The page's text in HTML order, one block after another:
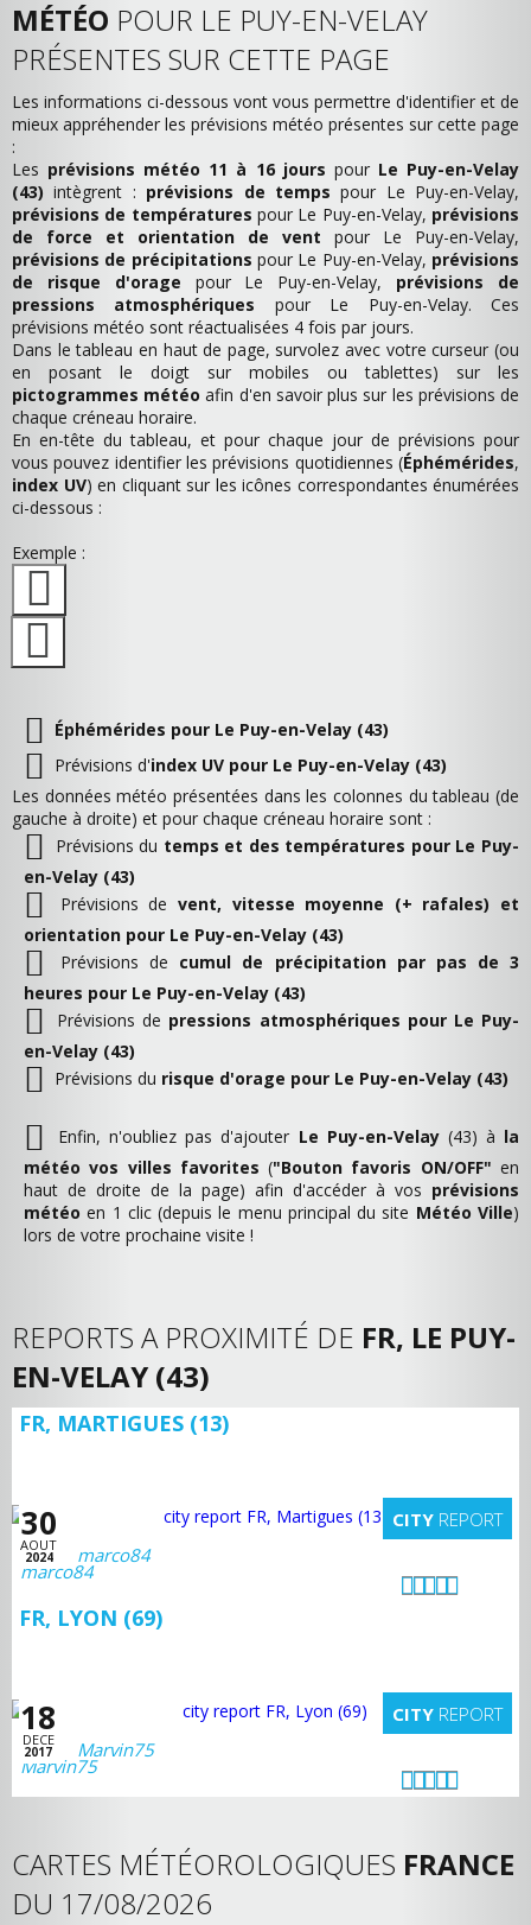
MÉTÉO POUR LE PUY-EN-VELAY
PRÉSENTES SUR CETTE PAGE
Les informations ci-dessous vont vous permettre d'identifier et de
mieux appréhender les prévisions météo présentes sur cette page
:
Les prévisions météo 11 à 16 jours pour Le Puy-en-Velay
(43) intègrent : prévisions de temps pour Le Puy-en-Velay,
prévisions de températures pour Le Puy-en-Velay, prévisions
de force et orientation de vent pour Le Puy-en-Velay,
prévisions de précipitations pour Le Puy-en-Velay, prévisions
de risque d'orage pour Le Puy-en-Velay, prévisions de
pressions atmosphériques pour Le Puy-en-Velay. Ces
prévisions météo sont réactualisées 4 fois par jours.
Dans le tableau en haut de page, survolez avec votre curseur (ou
en posant le doigt sur mobiles ou tablettes) sur les
pictogrammes météo afin d'en savoir plus sur les prévisions de
chaque créneau horaire.
En en-tête du tableau, et pour chaque jour de prévisions pour
vous pouvez identifier les prévisions quotidiennes (Éphémérides,
index UV) en cliquant sur les icônes correspondantes énumérées
ci-dessous :
Exemple :
Éphémérides pour Le Puy-en-Velay (43)
Prévisions d'index UV pour Le Puy-en-Velay (43)
Les données météo présentées dans les colonnes du tableau (de
gauche à droite) et pour chaque créneau horaire sont :
Prévisions du temps et des températures pour Le Puy-
en-Velay (43)
Prévisions de vent, vitesse moyenne (+ rafales) et
orientation pour Le Puy-en-Velay (43)
Prévisions de cumul de précipitation par pas de 3
heures pour Le Puy-en-Velay (43)
Prévisions de pressions atmosphériques pour Le Puy-
en-Velay (43)
Prévisions du risque d'orage pour Le Puy-en-Velay (43)
Enfin, n'oubliez pas d'ajouter Le Puy-en-Velay(43) à la
météo vos villes favorites ("Bouton favoris ON/OFF" en
haut de droite de la page) afin d'accéder à vos prévisions
météo en 1 clic (depuis le menu principal du site Météo Ville)
lors de votre prochaine visite !
REPORTS A PROXIMITÉ DE FR, LE PUY-
EN-VELAY (43)
FR, MARTIGUES (13)
30
AOUT
2024
CITY REPORT
marco84
FR, LYON (69)
18
DECE
2017
CITY REPORT
Marvin75
CARTES MÉTÉOROLOGIQUES FRANCE
DU 17/08/2026